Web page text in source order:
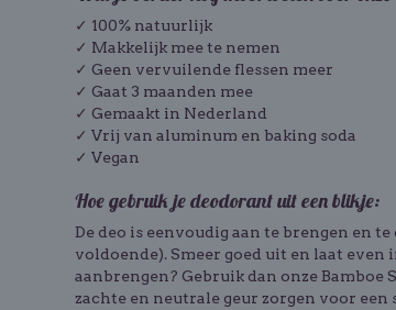
✓ 100% natuurlijk
✓ Makkelijk mee te nemen
✓ Geen vervuilende flessen meer
✓ Gaat 3 maanden mee
✓ Gemaakt in Nederland
✓ Vrij van aluminum en baking soda
✓ Vegan
Hoe gebruik je deodorant uit een blikje:
De deo is eenvoudig aan te brengen en
voldoende). Smeer goed uit en laat
aanbrengen? Gebruik dan onzeBamboe
zachte en neutrale geur zorgen voor